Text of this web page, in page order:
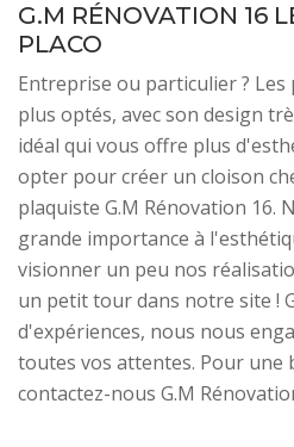
G.M RÉNOVATION 16
PLACO
Entreprise ou particulier ? Les
plus optés, avec son design
idéal qui vous offre plus
opter pour créer un cloison
plaquiste G.M Rénovation 16.
grande importance à
visionner un peu nos
un petit tour dans notre site !
d'expériences, nous nous
toutes vos attentes. Pour une
contactez-nous G.M